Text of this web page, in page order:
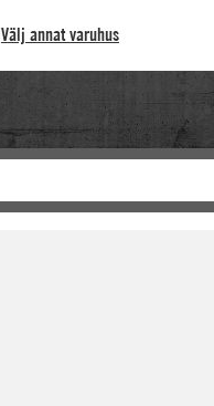
Välj annat varuhus